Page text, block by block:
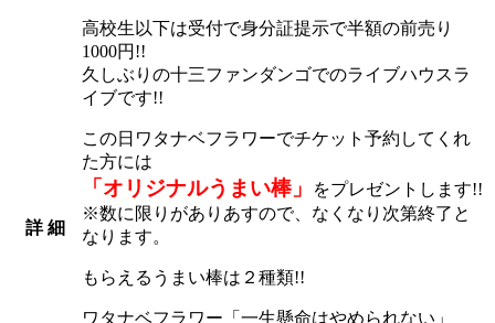
詳 細
高校生以下は受付で身分証提示で半額の前売り
1000円!!
久しぶりの十三ファンダンゴでのライブハウスラ
イブです!!
この日ワタナベフラワーでチケット予約してくれ
た方には
「オリジナルうまい棒」
をプレゼントします!!
※数に限りがありあすので、なくなり次第終了と
なります。
もらえるうまい棒は２種類!!
ワタナベフラワー「一生懸命はやめられない」